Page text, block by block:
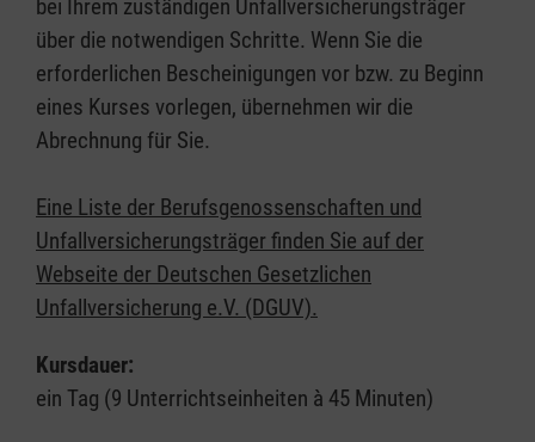
bei Ihrem zuständigen Unfallversicherungsträger
über die notwendigen Schritte. Wenn Sie die
erforderlichen Bescheinigungen vor bzw. zu Beginn
eines Kurses vorlegen, übernehmen wir die
Abrechnung für Sie.
Eine Liste der Berufsgenossenschaften und
Unfallversicherungsträger finden Sie auf der
Webseite der Deutschen Gesetzlichen
Unfallversicherung e.V. (DGUV).
Kursdauer:
ein Tag (9 Unterrichtseinheiten à 45 Minuten)